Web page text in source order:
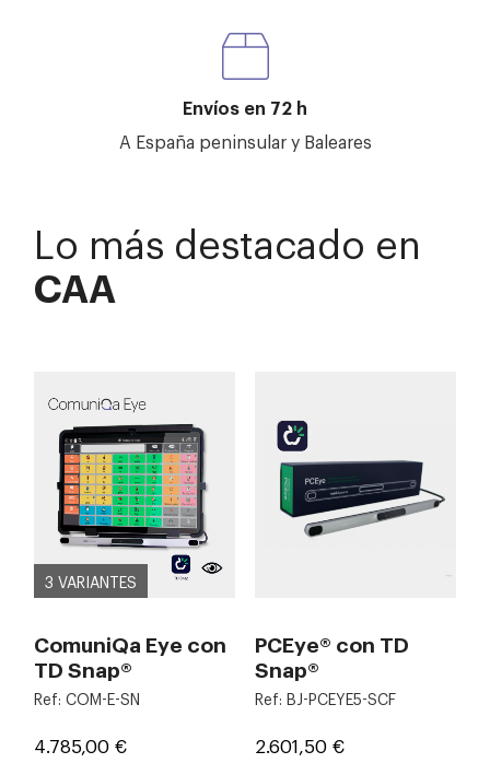
Envíos en 72 h
A España peninsular y Baleares
Lo más destacado en
CAA
3 VARIANTES
ComuniQa Eye con
TD Snap®
Ref: COM-E-SN
Precio
4.785,00 €
PCEye® con TD
Snap®
Ref: BJ-PCEYE5-SCF
Precio
2.601,50 €